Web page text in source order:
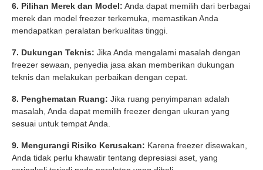
6. Pilihan Merek dan Model: Anda dapat memilih dari berbagai
merek dan model freezer terkemuka, memastikan Anda
mendapatkan peralatan berkualitas tinggi.
7. Dukungan Teknis: Jika Anda mengalami masalah dengan
freezer sewaan, penyedia jasa akan memberikan dukungan
teknis dan melakukan perbaikan dengan cepat.
8. Penghematan Ruang: Jika ruang penyimpanan adalah
masalah, Anda dapat memilih freezer dengan ukuran yang
sesuai untuk tempat Anda.
9. Mengurangi Risiko Kerusakan: Karena freezer disewakan,
Anda tidak perlu khawatir tentang depresiasi aset, yang